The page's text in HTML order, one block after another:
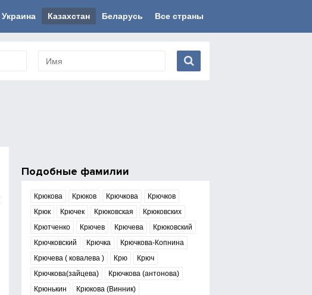
Украина Казахстан Беларусь Все страны
Подобные фамилии
Крюкова Крюков Крючкова
Крючков
Крюк
Крючек Крюковская
Крюковских
Крютченко
Крючев Крючева
Крюковский
Крючковский
Крючка
Крючкова-Копнина
Крючева ( ковалева )
Крю
Крюч
Крючкова(зайцева)
Крючкова (антонова)
Крюнькин
Крюкова (Винник)